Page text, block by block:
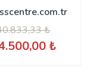
₺
₺